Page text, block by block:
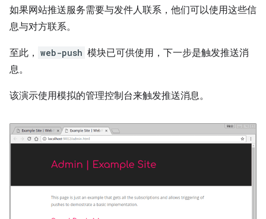
如果网站推送服务需要与发件人联系，他们可以使用这些信
息与对方联系。
至此， web-push 模块已可供使用，下一步是触发推送消
息。
该演示使用模拟的管理控制台来触发推送消息。